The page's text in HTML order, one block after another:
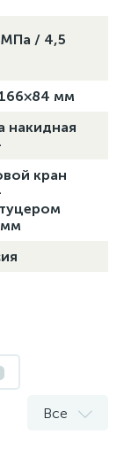
/ 4,5
мм
накидная
кран
Все